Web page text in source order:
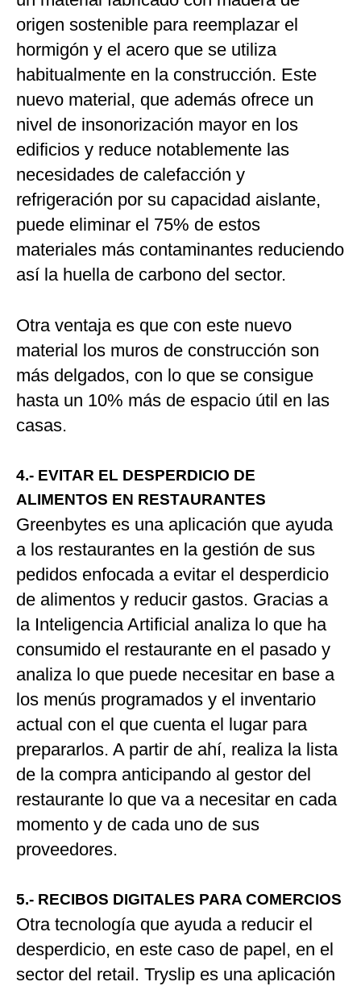
origen sostenible para reemplazar el
hormigón y el acero que se utiliza
habitualmente en la construcción. Este
nuevo material, que además ofrece un
nivel de insonorización mayor en los
edificios y reduce notablemente las
necesidades de calefacción y
refrigeración por su capacidad aislante,
puede eliminar el 75% de estos
materiales más contaminantes reduciendo
así la huella de carbono del sector.
Otra ventaja es que con este nuevo
material los muros de construcción son
más delgados, con lo que se consigue
hasta un 10% más de espacio útil en las
casas.
4.- EVITAR EL DESPERDICIO DE
ALIMENTOS EN RESTAURANTES
Greenbytes es una aplicación que ayuda
a los restaurantes en la gestión de sus
pedidos enfocada a evitar el desperdicio
de alimentos y reducir gastos. Gracias a
la Inteligencia Artificial analiza lo que ha
consumido el restaurante en el pasado y
analiza lo que puede necesitar en base a
los menús programados y el inventario
actual con el que cuenta el lugar para
prepararlos. A partir de ahí, realiza la lista
de la compra anticipando al gestor del
restaurante lo que va a necesitar en cada
momento y de cada uno de sus
proveedores.
5.- RECIBOS DIGITALES PARA COMERCIOS
Otra tecnología que ayuda a reducir el
desperdicio, en este caso de papel, en el
sector del retail. Tryslip es una aplicación